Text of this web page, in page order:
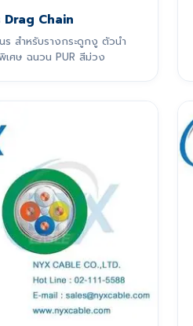
Chain
สำหรับรางกระดูกงู ตัวนำ
เศษ ฉนวน PUR สีม่วง